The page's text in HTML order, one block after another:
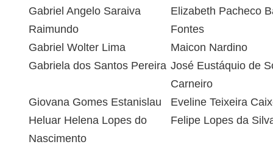
Gabriel Angelo Saraiva
Raimundo
Elizabeth Pacheco
Fontes
Gabriel Wolter Lima
Maicon Nardino
Gabriela dos Santos Pereira José Eustáquio de
Carneiro
Giovana Gomes Estanislau
Eveline Teixeira
Heluar Helena Lopes do
Nascimento
Felipe Lopes da